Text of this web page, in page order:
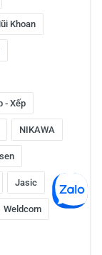
Khoan
- Xếp
NIKAWA
Jasic
Weldcom